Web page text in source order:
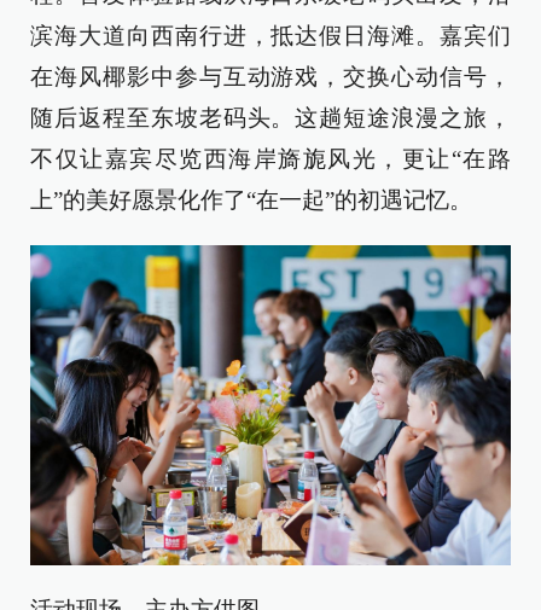
滨海大道向西南行进，抵达假日海滩。嘉宾们
在海风椰影中参与互动游戏，交换心动信号，
随后返程至东坡老码头。这趟短途浪漫之旅，
不仅让嘉宾尽览西海岸旖旎风光，更让“在路
上”的美好愿景化作了“在一起”的初遇记忆。